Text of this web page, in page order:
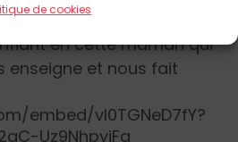
de cookies
le Saint-Père « la grâce
en cette maman qui
enseigne et nous fait
embed/vI0TGNeD7fY?
Uz9NhpyiFg